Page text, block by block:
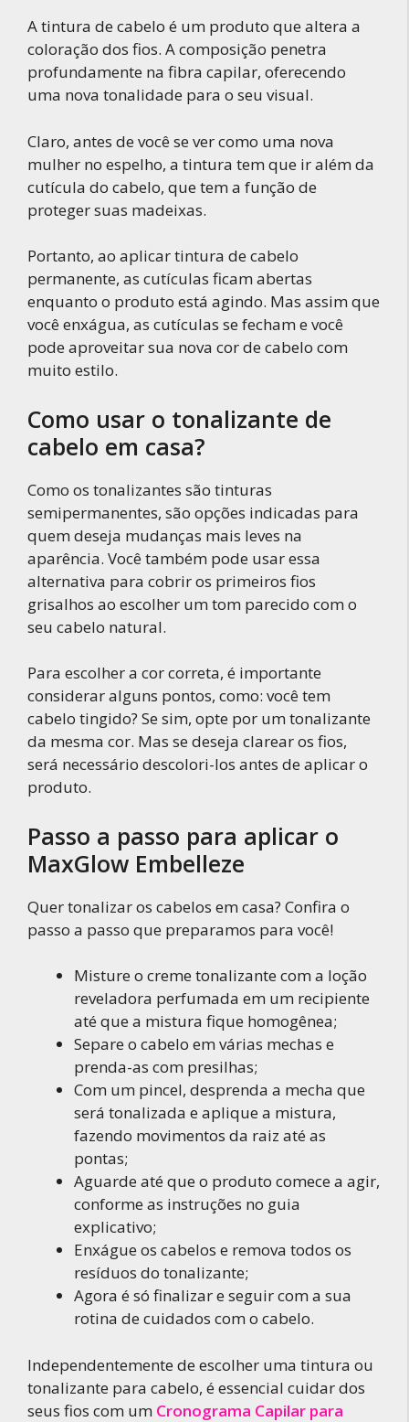
A tintura de cabelo é um produto que altera a
coloração dos fios. A composição penetra
profundamente na fibra capilar, oferecendo
uma nova tonalidade para o seu visual.
Claro, antes de você se ver como uma nova
mulher no espelho, a tintura tem que ir além da
cutícula do cabelo, que tem a função de
proteger suas madeixas.
Portanto, ao aplicar tintura de cabelo
permanente, as cutículas ficam abertas
enquanto o produto está agindo. Mas assim que
você enxágua, as cutículas se fecham e você
pode aproveitar sua nova cor de cabelo com
muito estilo.
Como usar o tonalizante de
cabelo em casa?
Como os tonalizantes são tinturas
semipermanentes, são opções indicadas para
quem deseja mudanças mais leves na
aparência. Você também pode usar essa
alternativa para cobrir os primeiros fios
grisalhos ao escolher um tom parecido com o
seu cabelo natural.
Para escolher a cor correta, é importante
considerar alguns pontos, como: você tem
cabelo tingido? Se sim, opte por um tonalizante
da mesma cor. Mas se deseja clarear os fios,
será necessário descolori-los antes de aplicar o
produto.
Passo a passo para aplicar o
MaxGlow Embelleze
Quer tonalizar os cabelos em casa? Confira o
passo a passo que preparamos para você!
Misture o creme tonalizante com a loção
reveladora perfumada em um recipiente
até que a mistura fique homogênea;
Separe o cabelo em várias mechas e
prenda-as com presilhas;
Com um pincel, desprenda a mecha que
será tonalizada e aplique a mistura,
fazendo movimentos da raiz até as
pontas;
Aguarde até que o produto comece a agir,
conforme as instruções no guia
explicativo;
Enxágue os cabelos e remova todos os
resíduos do tonalizante;
Agora é só finalizar e seguir com a sua
rotina de cuidados com o cabelo.
Independentemente de escolher uma tintura ou
tonalizante para cabelo, é essencial cuidar dos
seus fios com um Cronograma Capilar para